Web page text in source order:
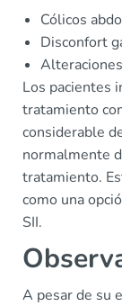
Cólicos
Disconfort
Los pacientes
tratamiento
considerable
normalmente
tratamiento.
como una
SII.
A pesar de su